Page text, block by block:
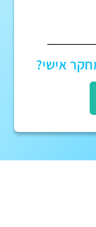
אישי?